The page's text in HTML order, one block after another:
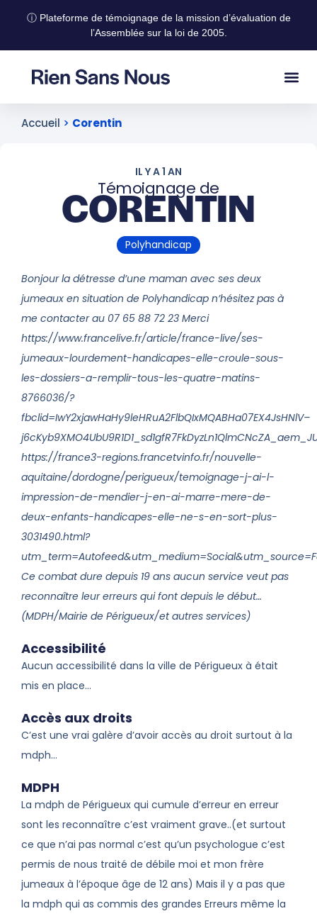
ⓘ Plateforme de témoignage de la mission d’évaluation de
l’Assemblée sur la loi de 2005.
Accueil > Corentin
IL Y A 1 AN
Témoignage de
CORENTIN
Polyhandicap
Bonjour la détresse d’une maman avec ses deux
jumeaux en situation de Polyhandicap n’hésitez pas à
me contacter au 07 65 88 72 23 Merci
https://www.francelive.fr/article/france-live/ses-
jumeaux-lourdement-handicapes-elle-croule-sous-
les-dossiers-a-remplir-tous-les-quatre-matins-
8766036/?
fbclid=IwY2xjawHaHy9leHRuA2FlbQIxMQABHa07EX4JsHNlV–
https://france3-regions.francetvinfo.fr/nouvelle-
aquitaine/dordogne/perigueux/temoignage-j-ai-l-
impression-de-mendier-j-en-ai-marre-mere-de-
deux-enfants-handicapes-elle-ne-s-en-sort-plus-
3031490.html?
Ce combat dure depuis 19 ans aucun service veut pas
reconnaître leur erreurs qui font depuis le début…
(MDPH/Mairie de Périgueux/et autres services)
Accessibilité
Aucun accessibilité dans la ville de Périgueux à était
mis en place…
Accès aux droits
C’est une vrai galère d’avoir accès au droit surtout à la
mdph…
MDPH
La mdph de Périgueux qui cumule d’erreur en erreur
sont les reconnaître c’est vraiment grave..(et surtout
ce que n’ai pas normal c’est qu’un psychologue c’est
permis de nous traité de débile moi et mon frère
jumeaux à l’époque âge de 12 ans) Mais il y a pas que
la mdph qui as commis des grandes Erreurs même la